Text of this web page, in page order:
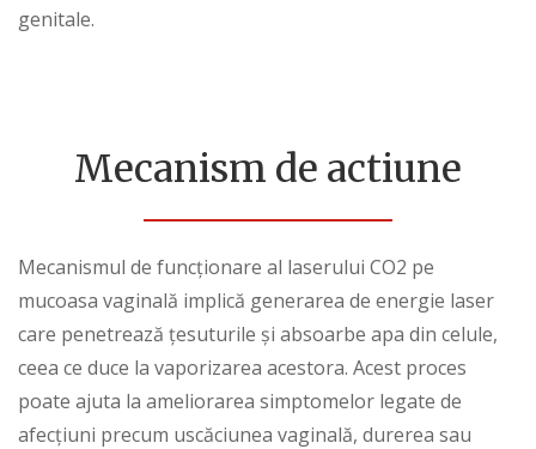
genitale.
Mecanism de actiune
Mecanismul de funcționare al laserului CO2 pe
mucoasa vaginală implică generarea de energie laser
care penetrează țesuturile și absoarbe apa din celule,
ceea ce duce la vaporizarea acestora. Acest proces
poate ajuta la ameliorarea simptomelor legate de
afecțiuni precum uscăciunea vaginală, durerea sau